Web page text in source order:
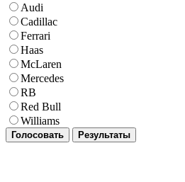
Audi
Cadillac
Ferrari
Haas
McLaren
Mercedes
RB
Red Bull
Williams
Голосовать Результаты